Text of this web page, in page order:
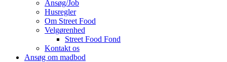
Ansøg/Job
Husregler
Om Street Food
Velgørenhed
Street Food Fond
Kontakt os
Ansøg om madbod